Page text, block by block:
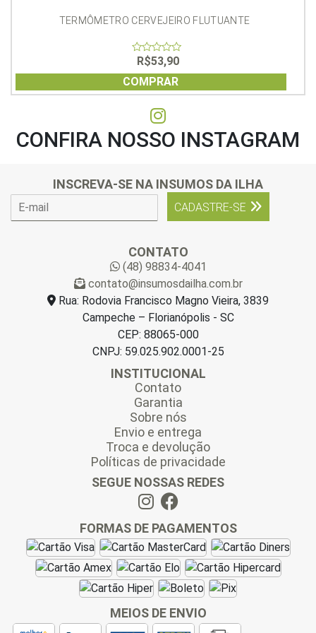
TERMÔMETRO CERVEJEIRO FLUTUANTE
out
of
5
R$53,90
COMPRAR
CONFIRA NOSSO INSTAGRAM
INSCREVA-SE NA INSUMOS DA ILHA
CADASTRE-SE
CONTATO
(48) 98834-4041
contato@insumosdailha.com.br
Rua: Rodovia Francisco Magno Vieira, 3839
Campeche – Florianópolis - SC
CEP: 88065-000
CNPJ: 59.025.902.0001-25
INSTITUCIONAL
Contato
Garantia
Sobre nós
Envio e entrega
Troca e devolução
Políticas de privacidade
SEGUE NOSSAS REDES
FORMAS DE PAGAMENTOS
MEIOS DE ENVIO